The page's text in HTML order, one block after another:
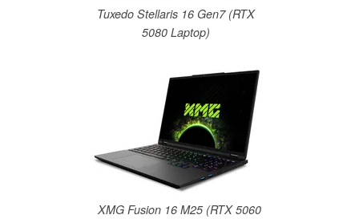
Tuxedo Stellaris 16 Gen7 (RTX
5080 Laptop)
XMG Fusion 16 M25 (RTX 5060